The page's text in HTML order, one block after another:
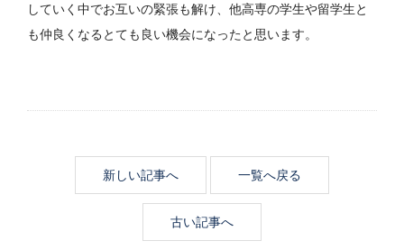
していく中でお互いの緊張も解け、他高専の学生や留学生と
も仲良くなるとても良い機会になったと思います。
新しい記事へ 一覧へ戻る
古い記事へ